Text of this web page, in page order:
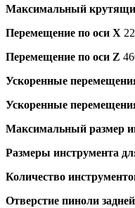
Максимальный
Перемещение по оси X
Перемещение по оси Z
Ускоренные
Ускоренные
Максимальный размер
Размеры инструмента
Количество
Отверстие пиноли